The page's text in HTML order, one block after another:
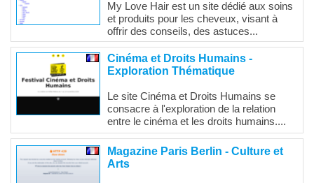
My Love Hair est un site dédié aux soins
et produits pour les cheveux, visant à
offrir des conseils, des astuces...
Cinéma et Droits Humains -
Exploration Thématique
Le site Cinéma et Droits Humains se
consacre à l'exploration de la relation
entre le cinéma et les droits humains....
Magazine Paris Berlin - Culture et
Arts